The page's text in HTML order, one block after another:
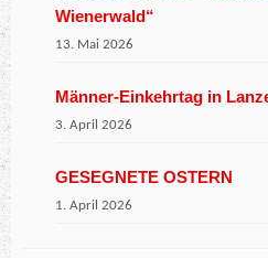
Wienerwald“
13. Mai 2026
Männer-Einkehrtag in
3. April 2026
GESEGNETE OSTERN
1. April 2026